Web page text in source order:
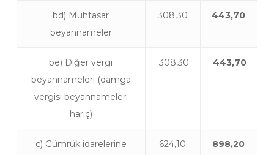
bd) Muhtasar
beyannameler
308,30 443,70
be) Diğer vergi
beyannameleri (damga
vergisi beyannameleri
hariç)
308,30 443,70
c) Gümrük idarelerine
624,10 898,20